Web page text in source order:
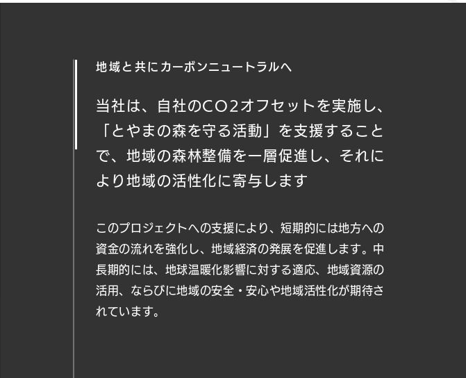
地域と共に カーボンニュートラルへ
当社は、自社のCO2オフセットを実施し、
「とやまの森を守る活動」を支援すること
で、地域の森林整備を一層促進し、それに
より地域の活性化に寄与します
このプロジェクトへの支援により、短期的には地方への
資金の流れを強化し、地域経済の発展を促進します。 中
長期的には、地球温暖化影響に対する適応、地域資源の
活用、ならびに地域の安全・安心や地域活性化が期待さ
れています。